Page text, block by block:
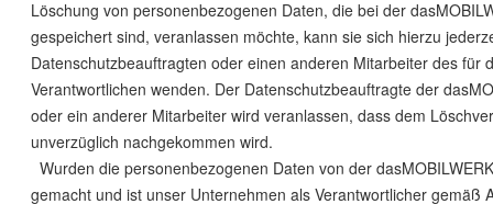
Löschung von personenbezogenen Daten, die bei der
gespeichert sind, veranlassen möchte, kann sie sich hierzu
Datenschutzbeauftragten oder einen anderen Mitarbeiter des für
Verantwortlichen wenden. Der Datenschutzbeauftragte der
oder ein anderer Mitarbeiter wird veranlassen, dass dem
unverzüglich nachgekommen wird.
Wurden die personenbezogenen Daten von der
gemacht und ist unser Unternehmen als Verantwortlicher gemäß